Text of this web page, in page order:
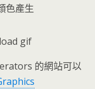
色產生
gif
的網站可以